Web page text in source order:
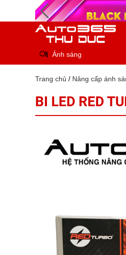
Ánh sáng
Trang chủ / Nâng cấp ánh
BI LED RED